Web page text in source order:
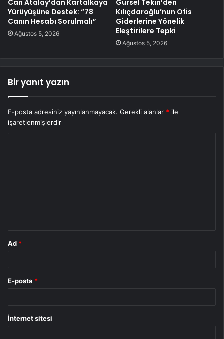
Can Atalay’dan Kartalkaya
Yürüyüşüne Destek: “78
Canın Hesabı Sorulmalı”
Ağustos 5, 2026
Gürsel Tekin’den
Kılıçdaroğlu’nun Ofis
Giderlerine Yönelik
Eleştirilere Tepki
Ağustos 5, 2026
Bir yanıt yazın
E-posta adresiniz yayınlanmayacak. Gerekli alanlar * ile
işaretlenmişlerdir
Ad *
E-posta *
İnternet sitesi